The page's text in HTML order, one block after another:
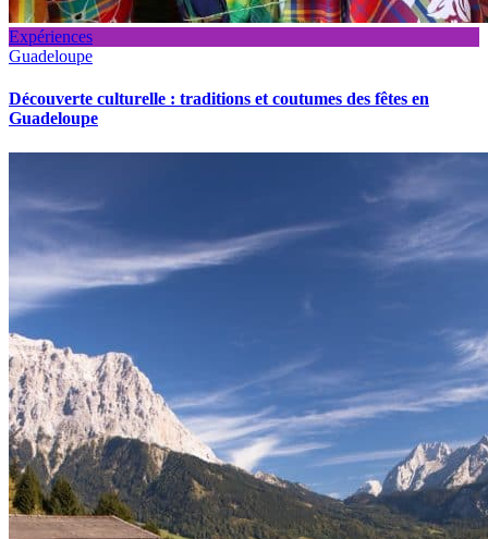
Expériences
Guadeloupe
Découverte culturelle : traditions et coutumes des fêtes en
Guadeloupe